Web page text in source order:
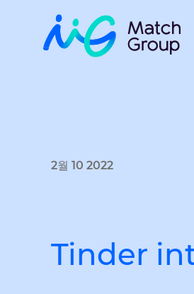
2월 10 2022
Tinder